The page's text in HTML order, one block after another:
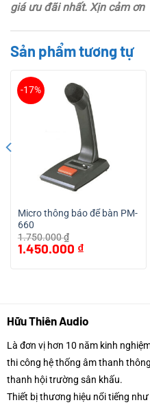
giá ưu đãi nhất. Xịn cảm ơn
Sản phẩm tương tự
-17%
Micro thông báo để bàn PM-
660
1.750.000₫
Giá
gốc
1.450.000 ₫Giá
hiện
Hữu Thiên Audio
Là đơn vị hơn 10 năm kinh
thi công hệ thống âm thanh
thanh hội trường sân khấu.
Thiết bị thương hiệu nổi tiếng như